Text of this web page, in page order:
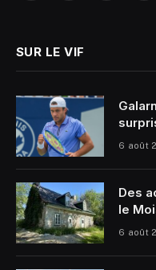
SUR LE VIF
6 août
Des
le
6 août